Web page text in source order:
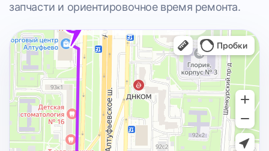
запчасти и ориентировочное время ремонта.